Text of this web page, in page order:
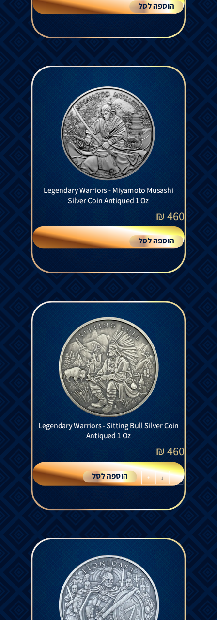
הוספה לסל
Legendary Warriors - Miyamoto Musashi
Silver Coin Antiqued 1 Oz
460
₪
הוספה לסל
Legendary Warriors - Sitting Bull Silver Coin
Antiqued 1 Oz
460
₪
-
+ הוספה לסל